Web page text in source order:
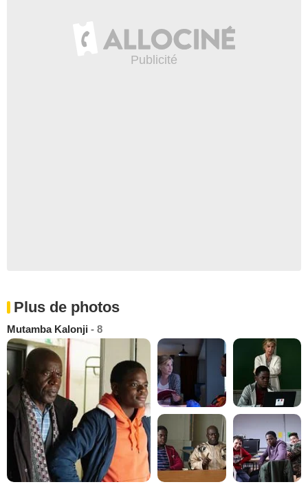
Plus de photos
Mutamba Kalonji - 8